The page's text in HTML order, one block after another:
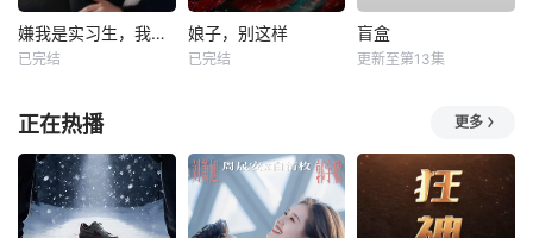
嫌我是实习生，我亮出老板身份
已完结
娘子，别这样
已完结
盲盒
更新至第13集
正在热播 更多